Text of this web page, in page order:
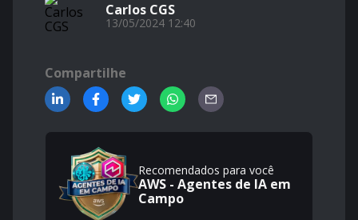
Carlos CGS
13/05/2024 12:40
Compartilhe
Recomendados para você
AWS - Agentes de IA em
Campo